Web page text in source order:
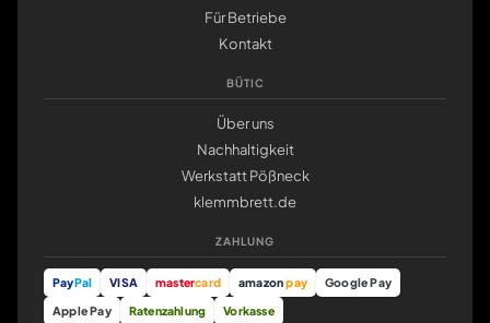
Für Betriebe
Kontakt
BÜTIC
Über uns
Nachhaltigkeit
Werkstatt Pößneck
klemmbrett.de
ZAHLUNG
PayPal VISA mastercard amazonpay
Google Pay
Apple Pay
Ratenzahlung Vorkasse